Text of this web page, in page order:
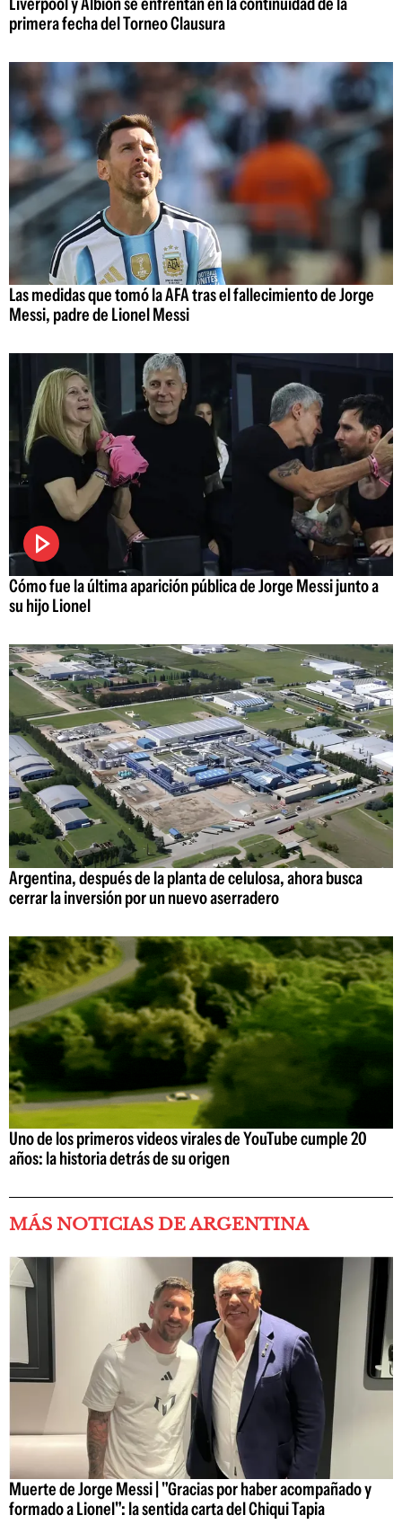
primera fecha del Torneo Clausura
Las medidas que tomó la AFA tras el fallecimiento de Jorge
Messi, padre de Lionel Messi
Cómo fue la última aparición pública de Jorge Messi junto a
su hijo Lionel
Argentina, después de la planta de celulosa, ahora busca
cerrar la inversión por un nuevo aserradero
Uno de los primeros videos virales de YouTube cumple 20
años: la historia detrás de su origen
MÁS NOTICIAS DE ARGENTINA
Muerte de Jorge Messi | "Gracias por haber acompañado y
formado a Lionel": la sentida carta del Chiqui Tapia